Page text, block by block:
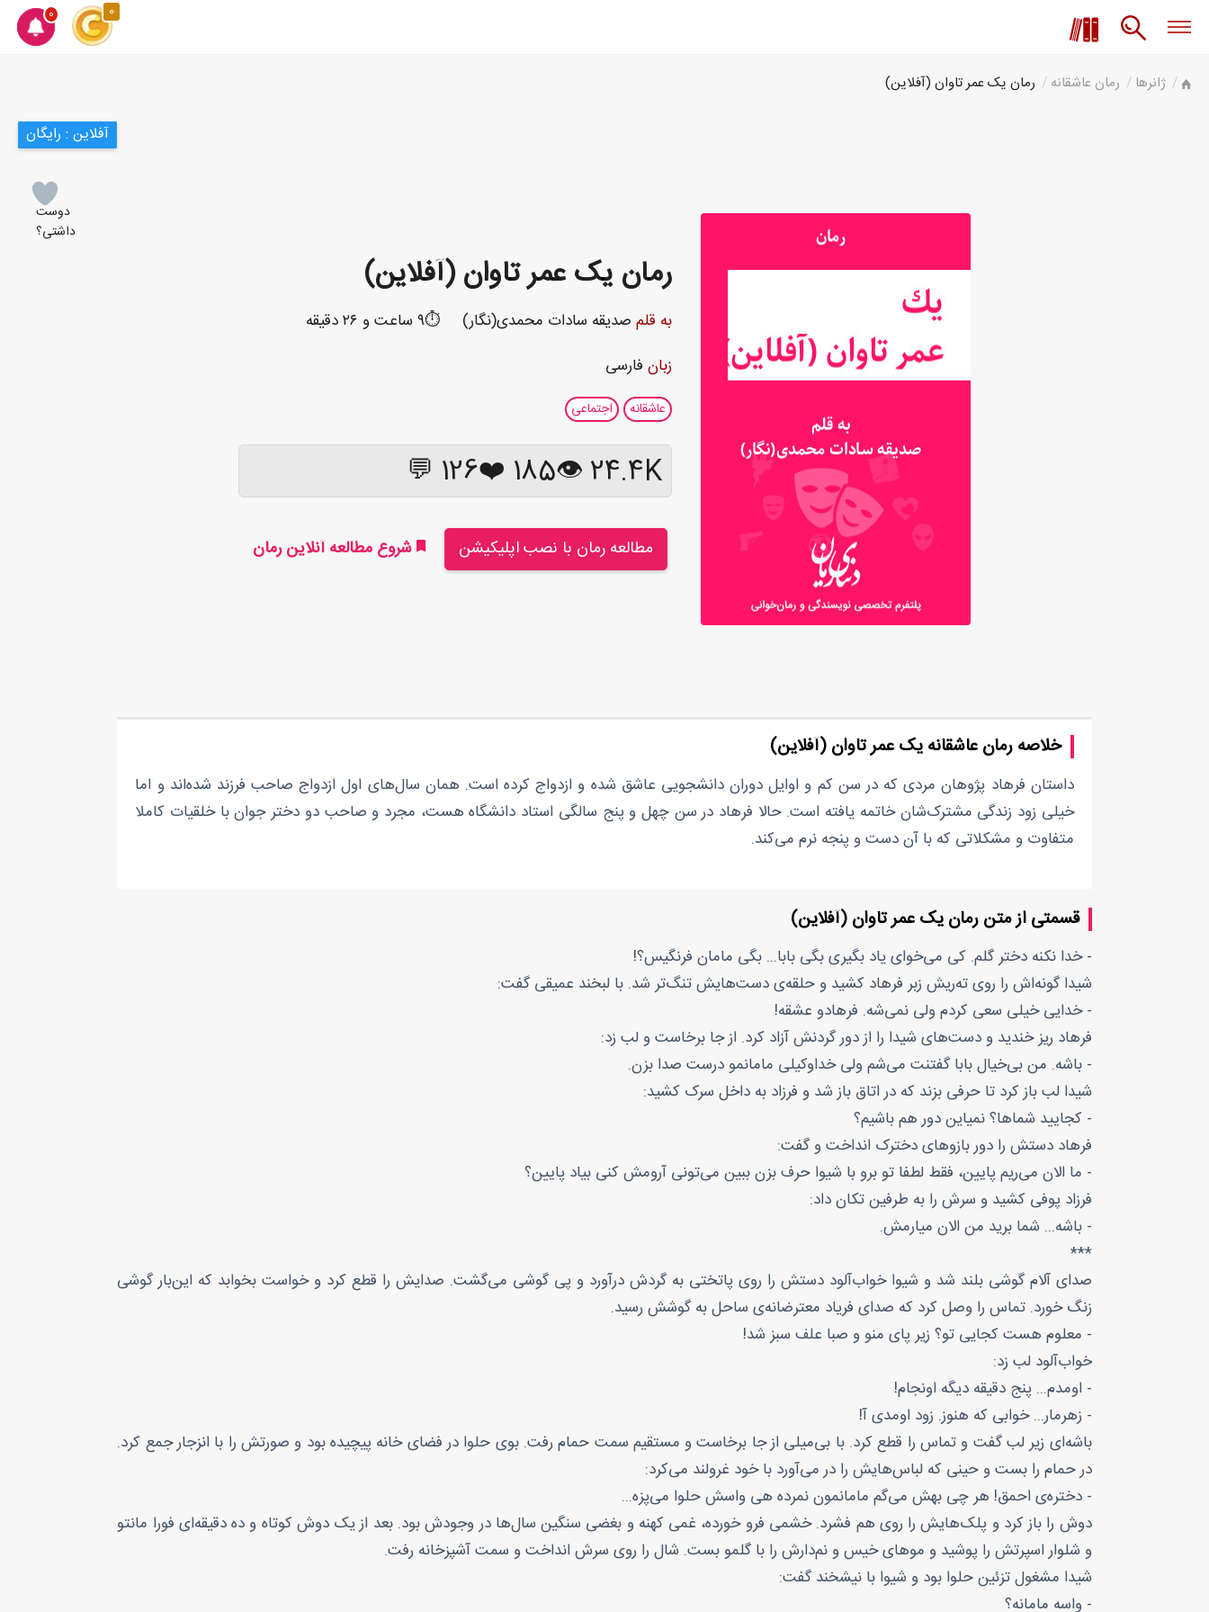
0 0
ژانرها رمان عاشقانه رمان یک عمر تاوان (آفلاین)
آفلاین : رایگان
دوست
داشتی؟
رمان یک عمر تاوان (آفلاین)
به قلم صدیقه سادات محمدی(نگار)
⏱️۹ ساعت و ۲۶ دقیقه
زبان فارسی
عاشقانه اجتماعی
24.4K 👁
185
❤️
126 💬
مطالعه رمان با نصب اپلیکیشن شروع مطالعه آنلاین رمان
خلاصه رمان عاشقانه یک عمر تاوان (آفلاین)
داستان فرهاد پژوهان مردی که در سن کم و اوایل دوران دانشجویی عاشق شده و ازدواج کرده است. همان سال‌‌های اول ازدواج صاحب فرزند شده‌اند و اما
خیلی زود زندگی مشترک‌شان خاتمه یافته است. حالا فرهاد در سن چهل و پنج سالگی استاد دانشگاه هست، مجرد و صاحب دو دختر جوان با خلقیات کاملا
متفاوت و مشکلاتی که با آن دست و پنجه نرم می‌کند.
قسمتی از متن رمان یک عمر تاوان (آفلاین)
- خدا نکنه دختر گلم. کی می‌خوای یاد بگیری بگی بابا... بگی مامان فرنگیس؟!
شیدا گونه‌اش را روی ته‌ریش زبر فرهاد کشید و حلقه‌ی دست‌هایش تنگ‌تر شد. با لبخند عمیقی گفت:
- خدایی خیلی سعی کردم ولی نمی‌شه. فرهادو عشقه!
فرهاد ریز خندید و دست‌های شیدا را از دور گردنش آزاد کرد. از جا برخاست و لب زد:
- باشه. من بی‌خیال بابا گفتنت می‌شم ولی خداوکیلی مامانمو درست صدا بزن.
شیدا لب باز کرد تا حرفی بزند که در اتاق باز شد و فرزاد به داخل سرک کشید:
- کجایید شماها؟ نمیاین دور هم باشیم؟
فرهاد دستش را دور بازوهای دخترک انداخت و گفت:
- ما الان می‌ریم پایین، فقط لطفا تو برو با شیوا حرف بزن ببین می‌تونی آرومش کنی بیاد پایین؟
فرزاد پوفی کشید و سرش را به طرفین تکان داد:
- باشه... شما برید من الان میارمش.
***
صدای آلام گوشی بلند شد و شیوا خواب‌آلود دستش را روی پاتختی به گردش درآورد و پی گوشی می‌گشت. صدایش را قطع کرد و خواست بخوابد که این‌بار گوشی
زنگ خورد. تماس را وصل کرد که صدای فریاد معترضانه‌ی ساحل به گوشش رسید.
- معلوم هست کجایی تو؟ زیر پای منو و صبا علف سبز شد!
خواب‌آلود لب زد:
- اومدم... پنج دقیقه دیگه اونجام!
- زهرمار... خوابی که هنوز. زود اومدی آ!
باشه‌ای زیر لب گفت و تماس را قطع کرد. با بی‌میلی از جا برخاست و مستقیم سمت حمام رفت. بوی حلوا در فضای خانه پیچیده بود و صورتش را با انزجار جمع کرد.
در حمام را بست و حینی که لباس‌هایش را در می‌آورد با خود غرولند می‌کرد:
- دختره‌ی احمق! ‌هر چی بهش می‌گم مامانمون نمرده هی واسش حلوا می‌پزه...
دوش را باز کرد و پلک‌هایش را روی هم فشرد. خشمی فرو خورده، غمی کهنه و بغضی سنگین سال‌ها در وجودش بود. بعد از یک دوش کوتاه و ده دقیقه‌ای فورا مانتو
و شلوار اسپرتش را پوشید و موهای خیس و نم‌دارش را با گلمو بست. شال را روی سرش انداخت و سمت آشپزخانه رفت.
شیدا مشغول تزئين حلوا بود و شیوا با نیشخند گفت:
- واسه مامانه؟